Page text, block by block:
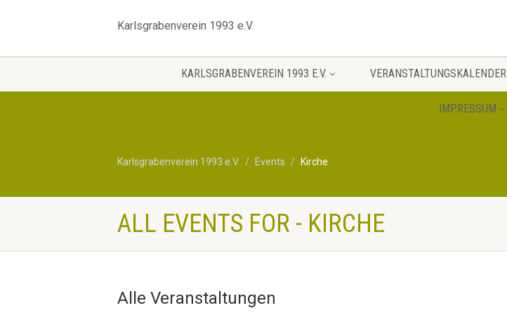
Karlsgrabenverein 1993 e.V.
KARLSGRABENVEREIN 1993 E.V. VERANSTALTUNGSKALENDER
IMPRESSUM
Karlsgrabenverein 1993 e.V. Events Kirche
ALL EVENTS FOR - KIRCHE
Alle Veranstaltungen